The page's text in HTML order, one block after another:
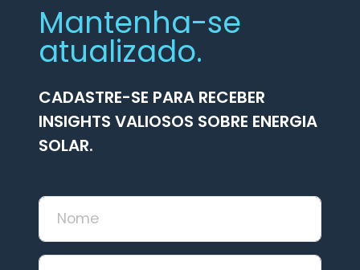
Mantenha-se
atualizado.
CADASTRE-SE PARA RECEBER
INSIGHTS VALIOSOS SOBRE ENERGIA
SOLAR.